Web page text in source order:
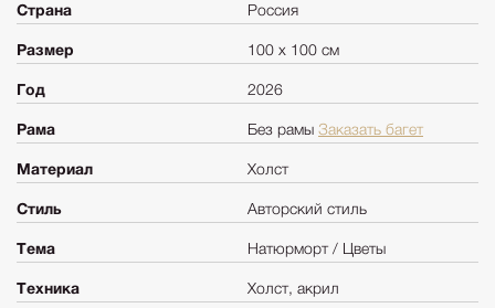
Страна Россия
Размер 100 х 100 см
Год 2026
Рама Без рамы Заказать багет
Материал Холст
Стиль Авторский стиль
Тема Натюрморт / Цветы
Техника Холст, акрил